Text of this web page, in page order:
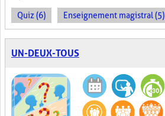
Quiz (6) Enseignement magistral (5)
UN-DEUX-TOUS